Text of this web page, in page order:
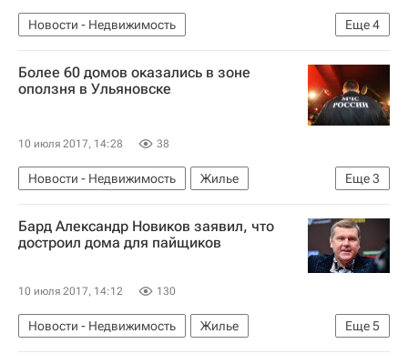
Еще4
Новости - Недвижимость
Коммерческая недвижимость
Торги
Московская область (Подмосковье)
Более 60 домов оказались в зоне
оползня в Ульяновске
10 июля 2017, 14:28 38
Еще3
Новости - Недвижимость
Жилье
Происшествия
Ульяновск Россия
Бард Александр Новиков заявил, что
достроил дома для пайщиков
10 июля 2017, 14:12 130
Еще5
Новости - Недвижимость
Жилье
Екатеринбург
Строительство
Следствие